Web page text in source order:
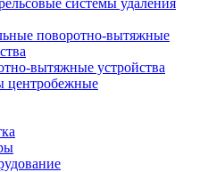
системы удаления
поворотно-вытяжные
вытяжные устройства
центробежные